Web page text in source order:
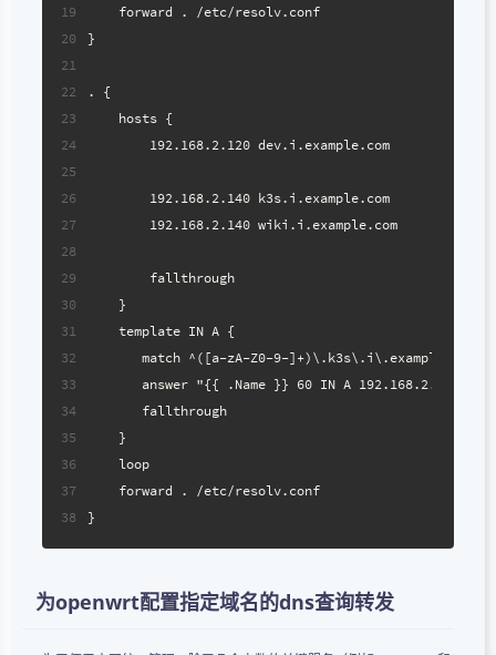
19
20
21
22
23
24
25
26
27
28
29
30
31
32
33
34
35
36
37
38
    forward . /etc/resolv.conf
}
. {
    hosts {
        192.168.2.120 dev.i.example.com
        192.168.2.140 k3s.i.example.com
        192.168.2.140 wiki.i.example.com
        fallthrough
    }
    template IN A {
match ^([a-zA-Z0-9-
       answer "{{ .Name }} 60 IN A 192.168.2.140"
       fallthrough
    }
    loop
    forward . /etc/resolv.conf
}
为openwrt配置指定域名的dns查询转发